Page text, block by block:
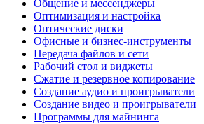
Общение и мессенджеры
Оптимизация и настройка
Оптические диски
Офисные и бизнес-инструменты
Передача файлов и сети
Рабочий стол и виджеты
Сжатие и резервное копирование
Создание аудио и проигрыватели
Создание видео и проигрыватели
Программы для майнинга